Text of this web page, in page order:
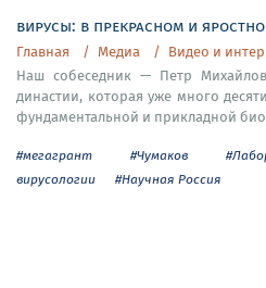
вирусы: в прекрасном и
Главная Медиа
Видео и
Наш собеседник — Петр
династии, которая уже много
фундаментальной и прикладной
#мегагрант #Чумаков
вирусологии
#Научная Россия